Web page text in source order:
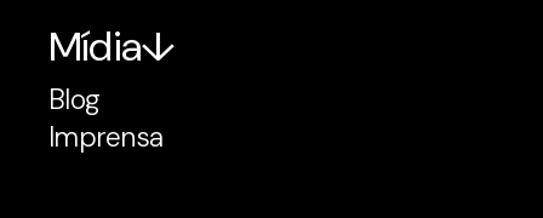
Mídia
Blog
Imprensa